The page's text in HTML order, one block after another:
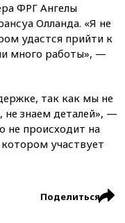
ФРГ Ангелы
Олланда. «Я не
удастся прийти к
много работы», —
так как мы не
не знаем деталей», —
не происходит на
участвует
Поделиться